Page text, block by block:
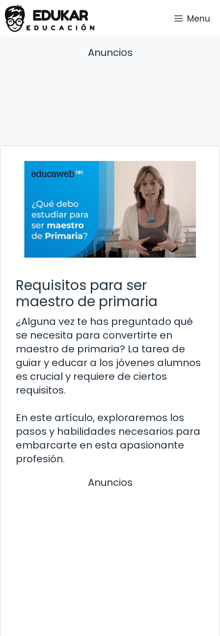
Saltar
al
contenido
Menu
Anuncios
Requisitos para ser
maestro de primaria
¿Alguna vez te has preguntado qué
se necesita para convertirte en
maestro de primaria? La tarea de
guiar y educar a los jóvenes alumnos
es crucial y requiere de ciertos
requisitos.
En este artículo, exploraremos los
pasos y habilidades necesarios para
embarcarte en esta apasionante
profesión.
Anuncios